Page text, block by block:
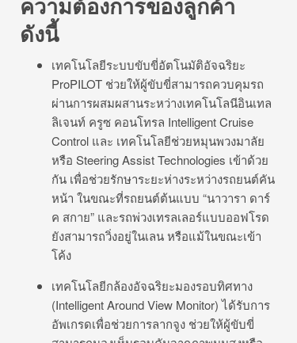
ดังนี้
เทคโนโลยีระบบขับขี่อัตโนมัติอัจฉริยะ
ProPILOT ช่วยให้ผู้ขับขี่สามารถควบคุมรถ
ผ่านการผสมผสานระหว่างเทคโนโลนีอินเทล
ลิเจนท์ ครูซ คอนโทรล Intelligent Cruise
Control และ เทคโนโลยีช่วยหมุนพวงมาลัย
หรือ Steering Assist Technologies เข้าด้วย
กัน เพื่อช่วยรักษาระยะห่างระหว่างรถยนต์คัน
หน้า ในขณะที่รถยนต์ต้นแบบ “นาวารา ดาร์
ค สกาย” และรถพ่วงเทรลเลอร์แบบออฟโรด
ยังสามารถวิ่งอยู่ในเลน หรือแม้ในขณะเข้า
โค้ง
เทคโนโลยีกล้องอัจฉริยะมองรอบทิศทาง
(Intelligent Around View Monitor) ได้รับการ
อัพเกรดเพื่อช่วยการลากจูง ช่วยให้ผู้ขับขี่